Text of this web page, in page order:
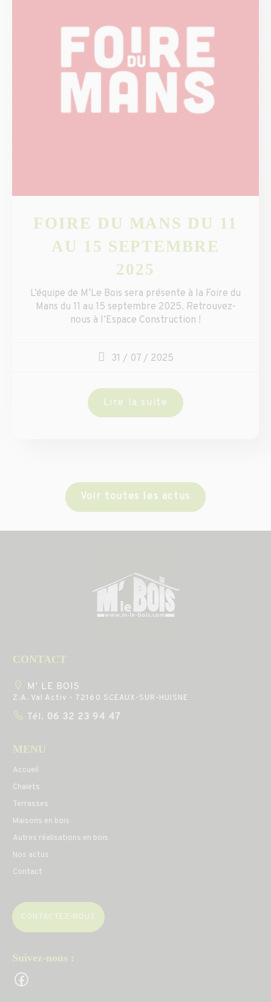
FOIRE DU MANS DU 11
AU 15 SEPTEMBRE
2025
L’équipe de M’Le Bois sera présente à la Foire du
Mans du 11 au 15 septembre 2025. Retrouvez-
nous à l’Espace Construction !
31 / 07 / 2025
Lire la suite
Voir toutes les actus
CONTACT
M' LE BOIS
Z.A. Val Activ - 72160 SCEAUX-SUR-HUISNE
Tél. 06 32 23 94 47
MENU
Accueil
Chalets
Terrasses
Maisons en bois
Autres réalisations en bois
Nos actus
Contact
CONTACTEZ-NOUS
Suivez-nous :